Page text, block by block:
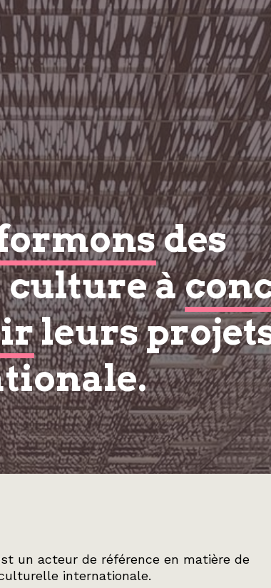
des
culture à
leurs
un acteur de référence en matière de
internationale.